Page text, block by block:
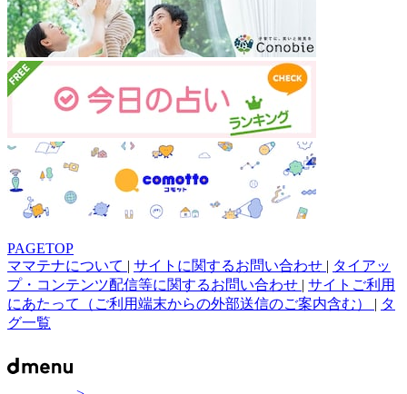
PAGETOP
ママテナについて | サイトに関するお問い合わせ | タイアッ
プ・コンテンツ配信等に関するお問い合わせ | サイトご利用
にあたって（ご利用端末からの外部送信のご案内含む） | タ
グ一覧